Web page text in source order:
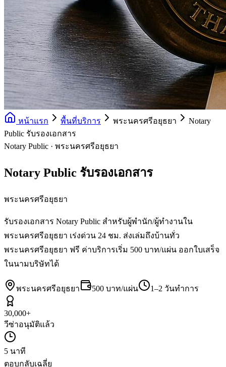
หน้าแรก พื้นที่บริการ พระนครศรีอยุธยา
Notary
Public รับรองเอกสาร
Notary Public · พระนครศรีอยุธยา
Notary Public รับรองเอกสาร
พระนครศรีอยุธยา
รับรองเอกสาร Notary Public สำหรับผู้พำนัก/ผู้ทำงานใน
พระนครศรีอยุธยา เร่งด่วน 24 ชม. ส่งเล่มถึงบ้านทั่ว
พระนครศรีอยุธยา ฟรี ค่าบริการเริ่ม 500 บาท/แผ่น ออกใบเสร็จ
ในนามบริษัทได้
พระนครศรีอยุธยา 500 บาท/แผ่น 1–2 วันทำการ
30,000+
วีซ่าอนุมัติแล้ว
5 นาที
ตอบกลับเฉลี่ย